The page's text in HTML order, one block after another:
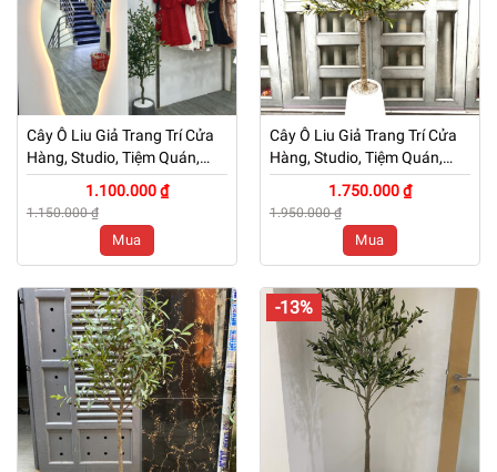
Cây Ô Liu Giả Trang Trí Cửa
Hàng, Studio, Tiệm Quán,
Văn Phòng, Nhà Cửa – Cao
120cm – Mã: PN-CG006
1.100.000 ₫
1.150.000 ₫
Mua
Cây Ô Liu Giả Trang Trí Cửa
Hàng, Studio, Tiệm Quán,
Văn Phòng, Nhà Cửa – Cao
150cm – Mã: PN-CG006
1.750.000 ₫
1.950.000 ₫
Mua
-13%